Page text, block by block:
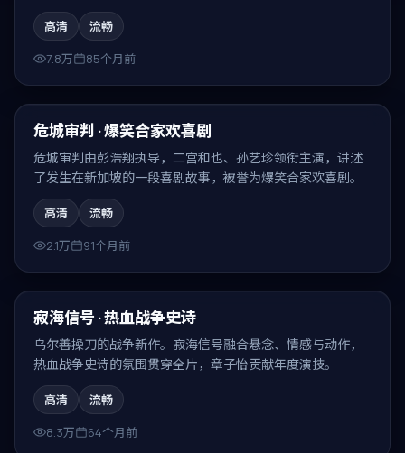
回味无穷。
高清
流畅
7.8万
85个月前
精选
危城审判 · 爆笑合家欢喜剧
危城审判由彭浩翔执导，二宫和也、孙艺珍领衔主演，讲述
了发生在新加坡的一段喜剧故事，被誉为爆笑合家欢喜剧。
高清
流畅
2.1万
91个月前
精选
寂海信号 · 热血战争史诗
乌尔善操刀的战争新作。寂海信号融合悬念、情感与动作，
热血战争史诗的氛围贯穿全片，章子怡贡献年度演技。
高清
流畅
8.3万
64个月前